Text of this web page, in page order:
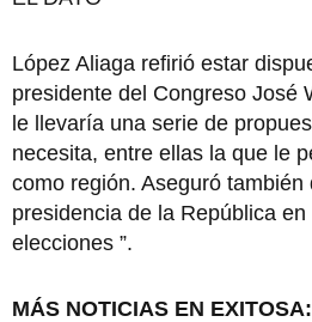
López Aliaga refirió estar
presidente del Congreso José
le llevaría una serie de
necesita, entre ellas la que le
como región. Aseguró
presidencia de la República
elecciones ”.
MÁS NOTICIAS EN EXITOSA: